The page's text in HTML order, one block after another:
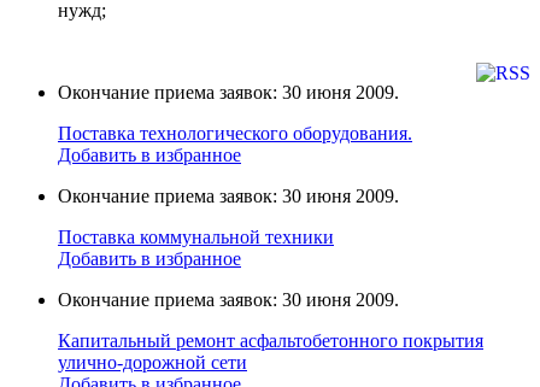
нужд;
Окончание приема заявок: 30 июня 2009.
Поставка технологического оборудования.
Добавить в избранное
Окончание приема заявок: 30 июня 2009.
Поставка коммунальной техники
Добавить в избранное
Окончание приема заявок: 30 июня 2009.
Капитальный ремонт асфальтобетонного покрытия
улично-дорожной сети